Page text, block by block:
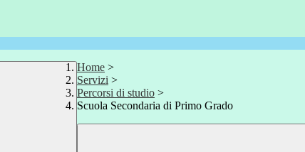
Home >
Servizi >
Percorsi di studio >
Scuola Secondaria di Primo Grado